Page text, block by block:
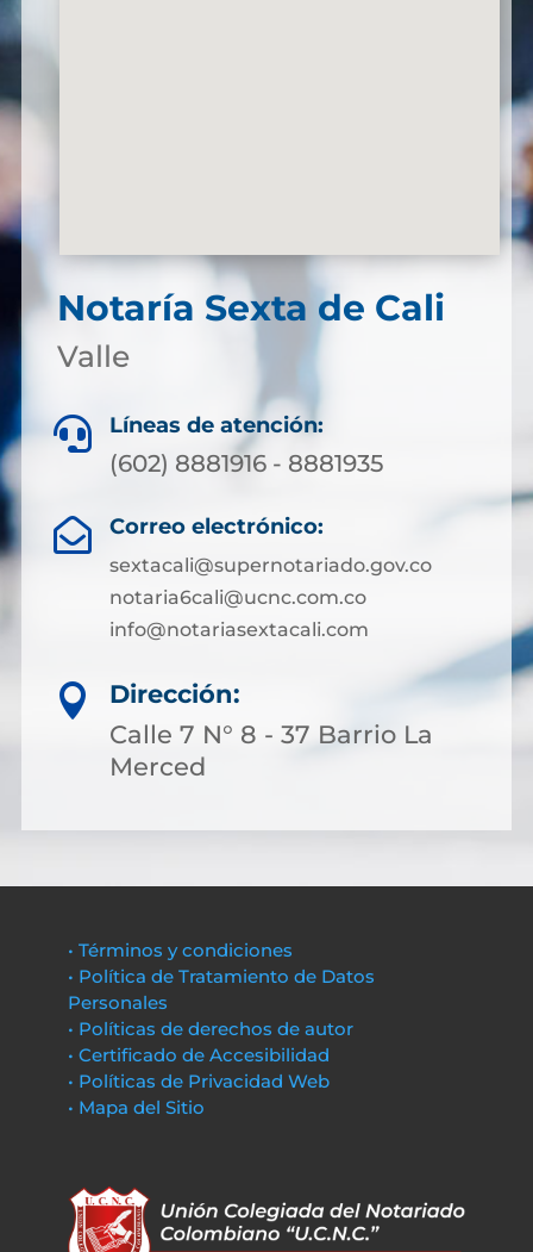
Notaría Sexta de Cali
Valle
 Líneas de atención:
(602) 8881916 - 8881935
 Correo electrónico:
sextacali@supernotariado.gov.co
notaria6cali@ucnc.com.co
info@notariasextacali.com

Dirección:
Calle 7 N° 8 - 37 Barrio La
Merced
• Términos y condiciones
• Política de Tratamiento de Datos
Personales
• Políticas de derechos de autor
• Certificado de Accesibilidad
• Políticas de Privacidad Web
• Mapa del Sitio